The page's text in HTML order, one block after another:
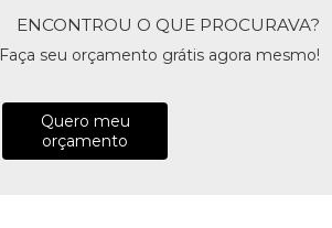
ENCONTROU O QUE PROCURAVA?
Faça seu orçamento grátis agora mesmo!
Quero meu
orçamento